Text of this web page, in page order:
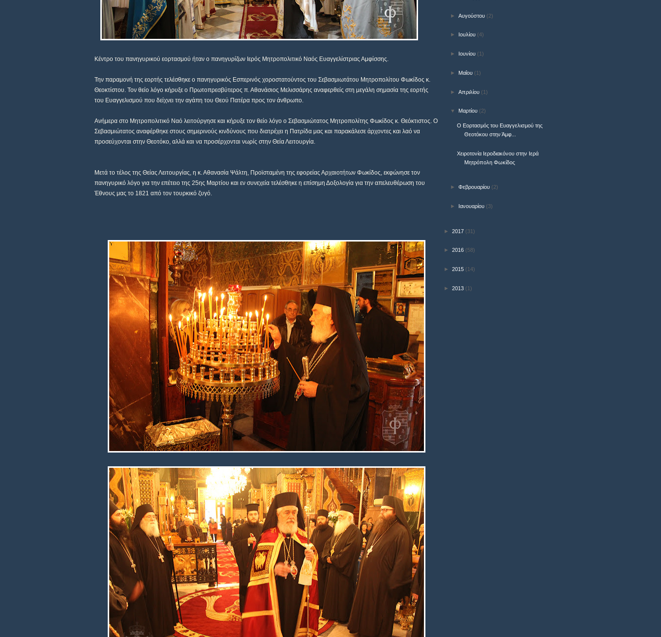
Κέντρο του πανηγυρικού εορτασμού ήταν ο πανηγυρίζων Ιερός Μητροπολιτικό Ναός Ευαγγελίστριας Αμφίσσης.
Την παραμονή της εορτής τελέσθηκε ο πανηγυρικός Εσπερινός χοροστατούντος του Σεβασμιωτάτου Μητροπολίτου Φωκίδος κ.
Θεοκτίστου. Τον θείο λόγο κήρυξε ο Πρωτοπρεσβύτερος π. Αθανάσιος Μελισσάρης αναφερθείς στη μεγάλη σημασία της εορτής
του Ευαγγελισμού που δείχνει την αγάπη του Θεού Πατέρα προς τον άνθρωπο.
Ανήμερα στο Μητροπολιτικό Ναό λειτούργησε και κήρυξε τον θείο λόγο ο Σεβασμιώτατος Μητροπολίτης Φωκίδος κ. Θεόκτιστος. Ο
Σεβασμιώτατος αναφέρθηκε στους σημερινούς κινδύνους που διατρέχει η Πατρίδα μας και παρακάλεσε άρχοντες και λαό να
προσεύχονται στην Θεοτόκο, αλλά και να προσέρχονται νωρίς στην Θεία Λειτουργία.
Μετά το τέλος της Θείας Λειτουργίας, η κ. Αθανασία Ψάλτη, Προϊσταμένη της εφορείας Αρχαιοτήτων Φωκίδος, εκφώνησε τον
πανηγυρικό λόγο για την επέτειο της 25ης Μαρτίου και εν συνεχεία τελέσθηκε η επίσημη Δοξολογία για την απελευθέρωση του
Έθνους μας το 1821 από τον τουρκικό ζυγό.
►Αυγούστου (2)
► Ιουλίου (4)
► Ιουνίου (1)
► Μαΐου (1)
►Απριλίου (1)
▼ Μαρτίου (2)
Ο Εορτασμός του Ευαγγελισμού της
Θεοτόκου στην Άμφ...
Χειροτονία Ιεροδιακόνου στην Ιερά
Μητρόπολη Φωκίδος
►Φεβρουαρίου (2)
► Ιανουαρίου (3)
► 2017 (31)
► 2016 (58)
► 2015 (14)
► 2013 (1)